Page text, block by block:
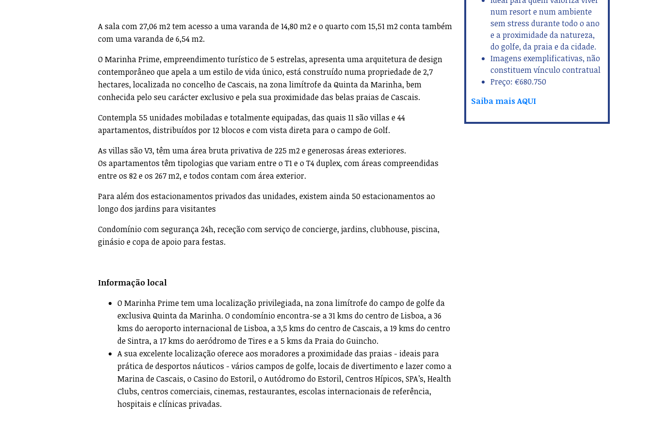
A sala com 27,06 m2 tem acesso a uma varanda de 14,80 m2 e o quarto com 15,51 m2 conta também
com uma varanda de 6,54 m2.
O Marinha Prime, empreendimento turístico de 5 estrelas, apresenta uma arquitetura de design
contemporâneo que apela a um estilo de vida único, está construído numa propriedade de 2,7
hectares, localizada no concelho de Cascais, na zona limítrofe da Quinta da Marinha, bem
conhecida pelo seu carácter exclusivo e pela sua proximidade das belas praias de Cascais.
Contempla 55 unidades mobiladas e totalmente equipadas, das quais 11 são villas e 44
apartamentos, distribuídos por 12 blocos e com vista direta para o campo de Golf.
As villas são V3, têm uma área bruta privativa de 225 m2 e generosas áreas exteriores.
Os apartamentos têm tipologias que variam entre o T1 e o T4 duplex, com áreas compreendidas
entre os 82 e os 267 m2, e todos contam com área exterior.
Para além dos estacionamentos privados das unidades, existem ainda 50 estacionamentos ao
longo dos jardins para visitantes
Condomínio com segurança 24h, receção com serviço de concierge, jardins, clubhouse, piscina,
ginásio e copa de apoio para festas.
Informação local
O Marinha Prime tem uma localização privilegiada, na zona limítrofe do campo de golfe da
exclusiva Quinta da Marinha. O condomínio encontra-se a 31 kms do centro de Lisboa, a 36
kms do aeroporto internacional de Lisboa, a 3,5 kms do centro de Cascais, a 19 kms do centro
de Sintra, a 17 kms do aeródromo de Tires e a 5 kms da Praia do Guincho.
A sua excelente localização oferece aos moradores a proximidade das praias - ideais para
prática de desportos náuticos - vários campos de golfe, locais de divertimento e lazer como a
Marina de Cascais, o Casino do Estoril, o Autódromo do Estoril, Centros Hípicos, SPA’s, Health
Clubs, centros comerciais, cinemas, restaurantes, escolas internacionais de referência,
hospitais e clínicas privadas.
num resort e num ambiente
sem stress durante todo o ano
e a proximidade da natureza,
do golfe, da praia e da cidade.
Imagens exemplificativas, não
constituem vínculo contratual
Preço: €680.750
Saiba mais AQUI